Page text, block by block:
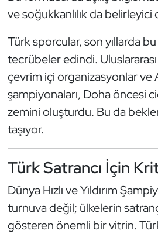
ve soğukkanlılık da belirleyici
Türk sporcular, son yıllarda
tecrübeler edindi.
çevrim içi organizasyonlar ve
şampiyonaları, Doha öncesi
zemini oluşturdu. Bu da
taşıyor.
Türk Satrancı İçin
Dünya Hızlı ve Yıldırım
turnuva değil; ülkelerin
gösteren önemli bir vitrin.